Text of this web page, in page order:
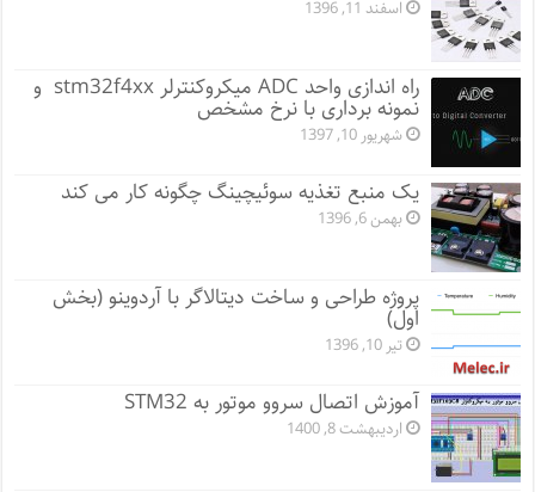
اسفند 11, 1396
راه اندازی واحد ADC میکروکنترلر stm32f4xx و
نمونه برداری با نرخ مشخص
شهریور 10, 1397
یک منبع تغذیه سوئیچینگ چگونه کار می کند
بهمن 6, 1396
پروژه طراحی و ساخت دیتالاگر با آردوینو (بخش
اول)
تیر 10, 1396
آموزش اتصال سروو موتور به STM32
اردیبهشت 8, 1400